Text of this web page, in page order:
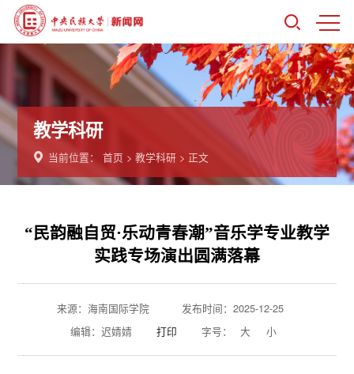
教学科研
当前位置：首页 >教学科研 > 正文
“民韵融自贸·乐动青春潮”音乐学专业教学
实践专场演出圆满落幕
来源：海南国际学院
发布时间：2025-12-25
编辑：迟婧婧
打印 字号： 大 小